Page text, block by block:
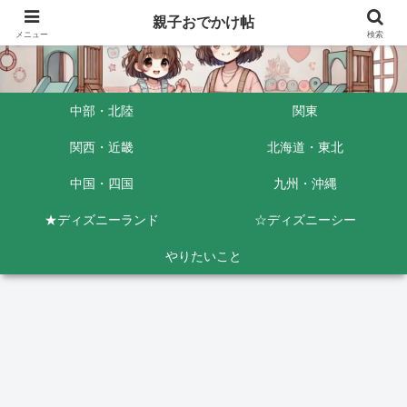
中部・北陸 関東
関西・近畿 北海道・東北
中国・四国 九州・沖縄
★ディズニーランド ☆ディズニーシー
やりたいこと
メニュー
親子おでかけ帖
検索